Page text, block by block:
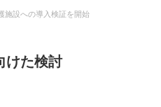
施設への導入検証を開始
けた検討